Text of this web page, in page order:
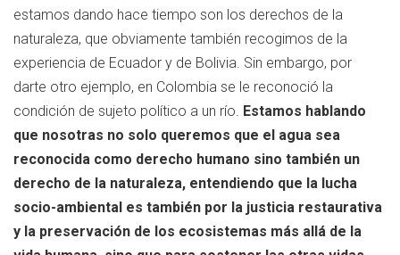
estamos dando hace tiempo son los derechos de la
naturaleza, que obviamente también recogimos de la
experiencia de Ecuador y de Bolivia. Sin embargo, por
darte otro ejemplo, en Colombia se le reconoció la
condición de sujeto político a un río. Estamos hablando
que nosotras no solo queremos que el agua sea
reconocida como derecho humano sino también un
derecho de la naturaleza, entendiendo que la lucha
socio-ambiental es también por la justicia restaurativa
y la preservación de los ecosistemas más allá de la